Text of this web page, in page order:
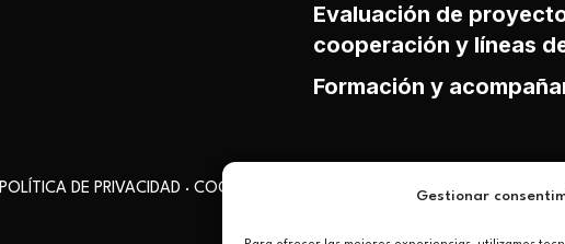
Gestionar
Evaluación de
cooperación y líneas
Formación y
POLÍTICA DE PRIVACIDAD · COOKIES